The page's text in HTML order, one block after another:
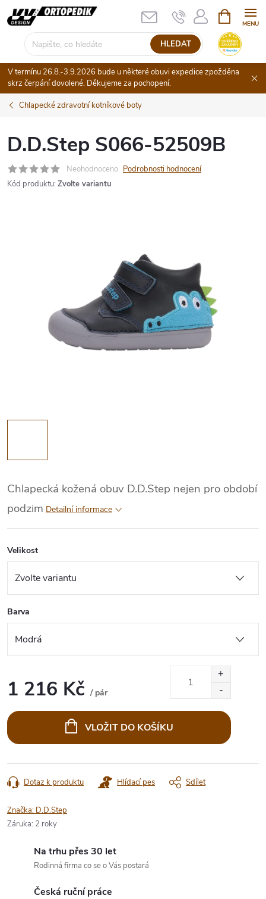
Přejít
na
HLEDAT
NÁKUPNÍ
KOŠÍK
V termínu 26.8.-3.9.2026 bude u některé obuvi expedice zpožděna
skrz čerpání dovolené. Děkujeme za pochopení.
Chlapecké zdravotní kotníkové boty
D.D.Step S066-52509B
Neohodnoceno Podrobnosti hodnocení
Kód produktu: Zvolte variantu
Chlapecká kožená obuv D.D.Step nejen pro období
podzim Detailní informace
Velikost
Barva
1 216 Kč / pár
cena:
VLOŽIT DO KOŠÍKU
Dotaz k produktu Hlídací pes Sdílet
Značka: D.D.Step
Záruka: 2 roky
Na trhu přes 30 let
Rodinná firma co se o Vás postará
Česká ruční práce